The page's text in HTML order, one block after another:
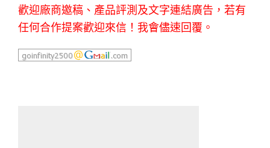
歡迎廠商邀稿、產品評測及文字連結廣告，若有
任何合作提案歡迎來信！我會儘速回覆。